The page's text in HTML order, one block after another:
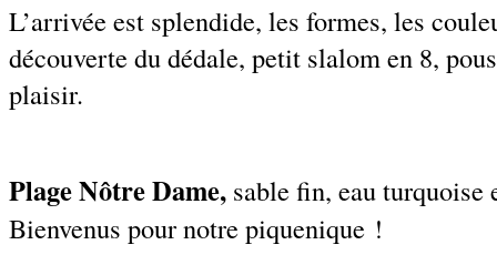
L’arrivée est splendide, les formes, les
découverte du dédale, petit slalom en 8,
plaisir.
Plage Nôtre Dame, sable fin, eau turquoise
Bienvenus pour notre piquenique !